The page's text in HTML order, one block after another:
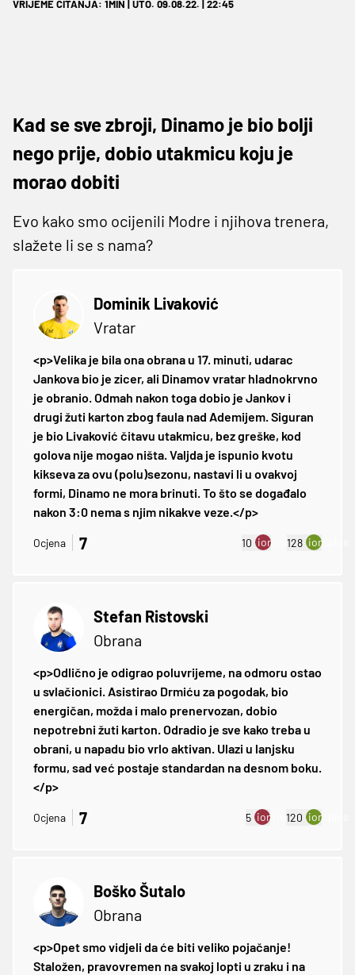
VRIJEME ČITANJA: 1MIN | UTO. 09.08.22. | 22:45
Kad se sve zbroji, Dinamo je bio bolji
nego prije, dobio utakmicu koju je
morao dobiti
Evo kako smo ocijenili Modre i njihova trenera,
slažete li se s nama?
Dominik Livaković
Vratar
<p>Velika je bila ona obrana u 17. minuti, udarac
Jankova bio je zicer, ali Dinamov vratar hladnokrvno
je obranio. Odmah nakon toga dobio je Jankov i
drugi žuti karton zbog faula nad Ademijem. Siguran
je bio Livaković čitavu utakmicu, bez greške, kod
golova nije mogao ništa. Valjda je ispunio kvotu
kikseva za ovu (polu)sezonu, nastavi li u ovakvoj
formi, Dinamo ne mora brinuti. To što se događalo
nakon 3:0 nema s njim nikakve veze.</p>
Ocjena 7 10 ion:minus
128 ion:plus
Stefan Ristovski
Obrana
<p>Odlično je odigrao poluvrijeme, na odmoru ostao
u svlačionici. Asistirao Drmiću za pogodak, bio
energičan, možda i malo prenervozan, dobio
nepotrebni žuti karton. Odradio je sve kako treba u
obrani, u napadu bio vrlo aktivan. Ulazi u lanjsku
formu, sad već postaje standardan na desnom boku.
</p>
Ocjena 7 5 ion:minus
120 ion:plus
Boško Šutalo
Obrana
<p>Opet smo vidjeli da će biti veliko pojačanje!
Staložen, pravovremen na svakoj lopti u zraku i na